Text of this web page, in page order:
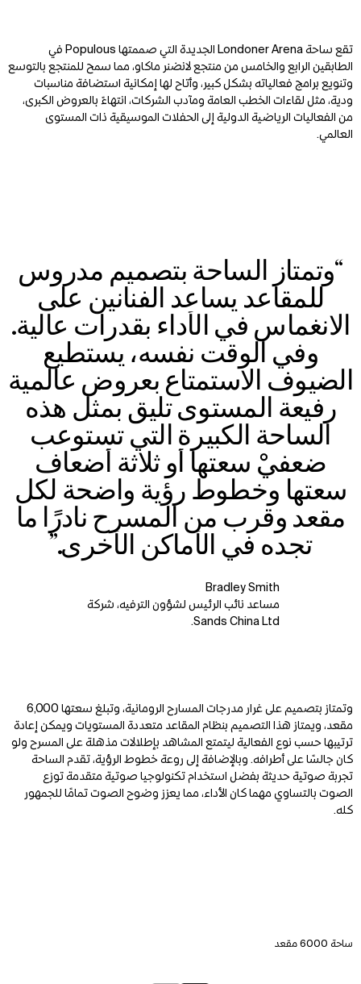
تقع ساحة Londoner Arena الجديدة التي صممتها Populous في
الطابقين الرابع والخامس من منتجع لانضنر ماكاو، مما سمح للمنتجع بالتوسع
وتنويع برامج فعالياته بشكل كبير، وأتاح لها إمكانية استضافة مناسبات
ودية، مثل لقاءات الخطب العامة ومآدب الشركات، انتهاءً بالعروض الكبرى،
من الفعاليات الرياضية الدولية إلى الحفلات الموسيقية ذات المستوى
العالمي.
“وتمتاز الساحة بتصميم مدروس
للمقاعد يساعد الفنانين على
الانغماس في الأداء بقدرات عالية.
وفي الوقت نفسه، يستطيع
الضيوف الاستمتاع بعروض عالمية
رفيعة المستوى تليق بمثل هذه
الساحة الكبيرة التي تستوعب
ضعفيْ سعتها أو ثلاثة أضعاف
سعتها وخطوط رؤية واضحة لكل
مقعد وقرب من المسرح نادرًا ما
تجده في الأماكن الأخرى.”
Bradley Smith
مساعد نائب الرئيس لشؤون الترفيه، شركة
Sands China Ltd.
وتمتاز بتصميم على غرار مدرجات المسارح الرومانية، وتبلغ سعتها 6,000
مقعد، ويمتاز هذا التصميم بنظام المقاعد متعددة المستويات ويمكن إعادة
ترتيبها حسب نوع الفعالية ليتمتع المشاهد بإطلالات مذهلة على المسرح ولو
كان جالسًا على أطرافه. وبالإضافة إلى روعة خطوط الرؤية، تقدم الساحة
تجربة صوتية حديثة بفضل استخدام تكنولوجيا صوتية متقدمة توزع
الصوت بالتساوي مهما كان الأداء، مما يعزز وضوح الصوت تمامًا للجمهور
كله.
ساحة 6000 مقعد